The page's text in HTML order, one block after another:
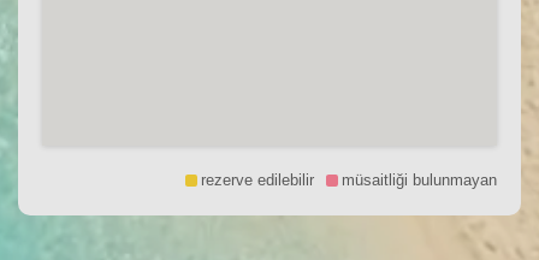
rezerve edilebilir müsaitliği bulunmayan